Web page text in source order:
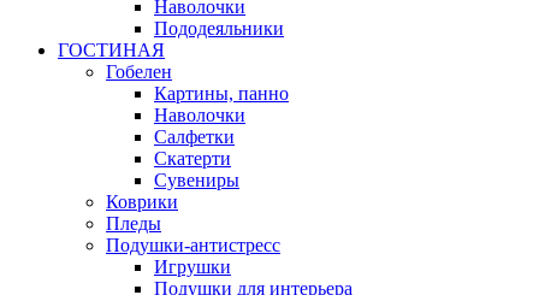
Наволочки
Пододеяльники
ГОСТИНАЯ
Гобелен
Картины, панно
Наволочки
Салфетки
Скатерти
Сувениры
Коврики
Пледы
Подушки-антистресс
Игрушки
Подушки для интерьера